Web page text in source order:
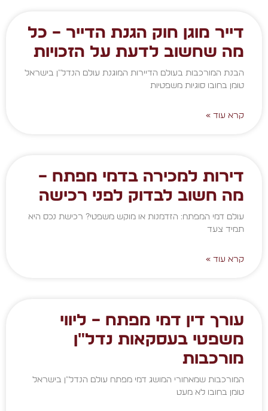
דייר מוגן חוק הגנת הדייר – כל
מה שחשוב לדעת על הזכויות
הבנת המורכבות בעולם הדיירות המוגנת עולם הנדל"ן בישראל
טומן בחובו סוגיות משפטיות
קרא עוד »
דירות למכירה בדמי מפתח –
מה חשוב לבדוק לפני רכישה
עולם דמי המפתח: הזדמנות או מוקש משפטי? רכישת נכס היא
תמיד צעד
קרא עוד »
עורך דין דמי מפתח – ליווי
משפטי בעסקאות נדל״ן
מורכבות
המורכבות שמאחורי המושג דמי מפתח עולם הנדל"ן בישראל
טומן בחובו לא מעט